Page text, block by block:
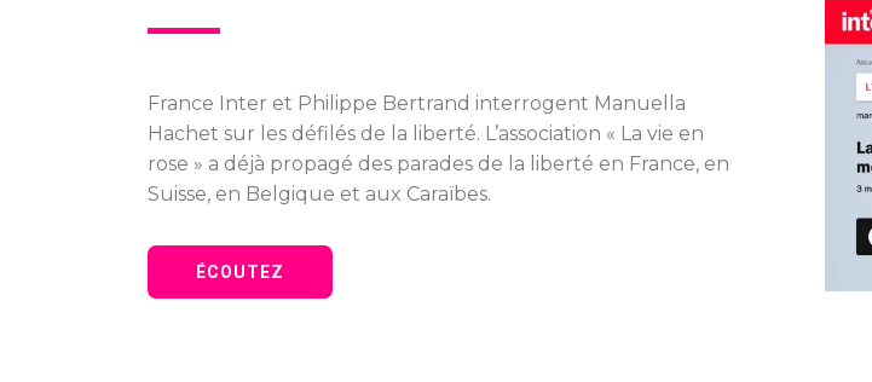
France Inter et Philippe Bertrand interrogent Manuella
Hachet sur les défilés de la liberté. L’association « La vie en
rose » a déjà propagé des parades de la liberté en France, en
Suisse, en Belgique et aux Caraïbes.
ÉCOUTEZ